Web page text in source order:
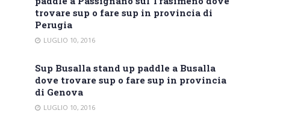
trovare sup o fare sup in provincia di
Perugia
LUGLIO 10, 2016
Sup Busalla stand up paddle a Busalla
dove trovare sup o fare sup in provincia
di Genova
LUGLIO 10, 2016